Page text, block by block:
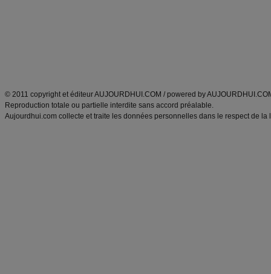
© 2011 copyright et éditeur AUJOURDHUI.COM / powered by
Reproduction totale ou partielle interdite sans accord préalable.
Aujourdhui.com collecte et traite les données personnelles dans le respect de